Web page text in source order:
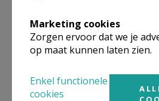
te onderhouden
ik u geboden
Ga, vertel de mensen over
hebben zoals Hij. En dan zal
Marketing cookies
Zorgen ervoor dat we je
op maat kunnen laten zien.
Enkel functionele
cookies